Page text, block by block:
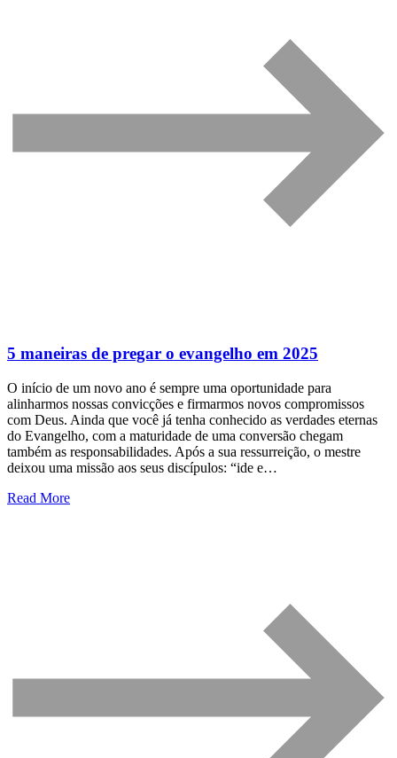
5 maneiras de pregar o evangelho em 2025
O início de um novo ano é sempre uma oportunidade para
alinharmos nossas convicções e firmarmos novos compromissos
com Deus. Ainda que você já tenha conhecido as verdades eternas
do Evangelho, com a maturidade de uma conversão chegam
também as responsabilidades. Após a sua ressurreição, o mestre
deixou uma missão aos seus discípulos: “ide e…
Read More